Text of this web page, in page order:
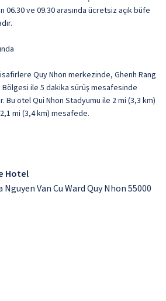
06.30 ve 09.30 arasında ücretsiz açık büfe
Quy Nhon merkezinde, Ghenh Rang
Bölgesi ile 5 dakika sürüş mesafesinde
Bu otel Qui Nhon Stadyumu ile 2 mi (3,3 km)
mi (3,4 km) mesafede.
Hotel
Nguyen Van Cu Ward Quy Nhon 55000